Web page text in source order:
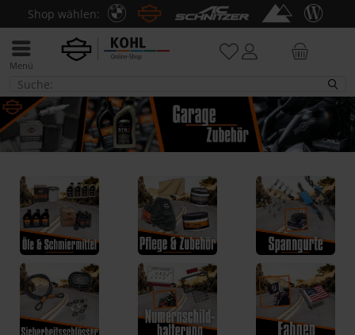
Shop wählen:
Menü
Garage / Zubehör